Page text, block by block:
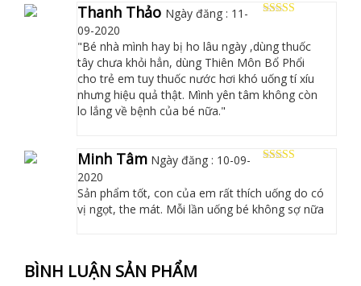
Thanh Thảo Ngày đăng : 11-
09-2020
"Bé nhà mình hay bị ho lâu ngày ,dùng thuốc
tây chưa khỏi hẳn, dùng Thiên Môn Bổ Phổi
cho trẻ em tuy thuốc nước hơi khó uống tí xíu
nhưng hiệu quả thật. Mình yên tâm không còn
lo lắng về bệnh của bé nữa."
Minh Tâm Ngày đăng : 10-09-
2020
Sản phẩm tốt, con của em rất thích uống do có
vị ngọt, the mát. Mỗi lần uống bé không sợ nữa
BÌNH LUẬN SẢN PHẨM